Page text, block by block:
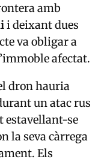
amb
i deixant dues
va obligar a
afectat.
dron hauria
un atac rus
estavellant-se
la seva càrrega
Els